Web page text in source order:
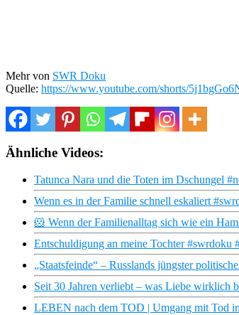
Mehr von SWR Doku
Quelle: https://www.youtube.com/shorts/
Ähnliche Videos:
Tatunca Nara und die Toten im Dschungel
Wenn es in der Familie schnell eskaliert
🐹 Wenn der Familienalltag sich wie ein
Entschuldigung an meine Tochter #swrdoku
„Staatsfeinde“ – Russlands jüngster
Seit 30 Jahren verliebt – was Liebe wirklich
LEBEN nach dem TOD | Umgang mit Tod